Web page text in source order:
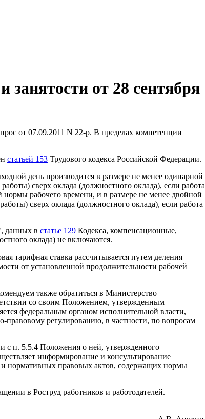
от 28 сентября
от 07.09.2011 N 22-р. В пределах компетенции
статьей 153 Трудового кодекса Российской Федерации.
день производится в размере не менее одинарной
сверх оклада (должностного оклада), если работа
рабочего времени, и в размере не менее двойной
сверх оклада (должностного оклада), если работа
данных в статье 129 Кодекса, компенсационные,
оклада) не включаются.
тарифная ставка рассчитывается путем деления
от установленной продолжительности рабочей
также обратиться в Министерство
со своим Положением, утвержденным
федеральным органом исполнительной власти,
регулированию, в частности, по вопросам
с п. 5.5.4 Положения о ней, утвержденного
информирование и консультирование
и нормативных правовых актов, содержащих нормы
в Роструд работников и работодателей.